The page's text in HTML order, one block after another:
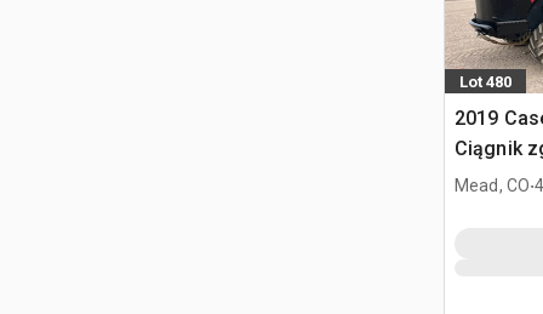
Lot 480
2019
Ciągnik
Mead, CO.